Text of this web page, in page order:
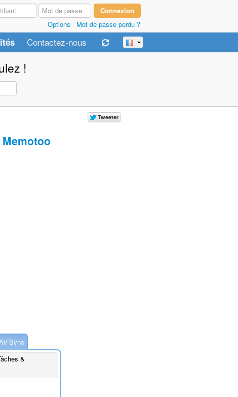
Options Mot de passe perdu ?
Contactez-nous
!
Memotoo
Sync
&